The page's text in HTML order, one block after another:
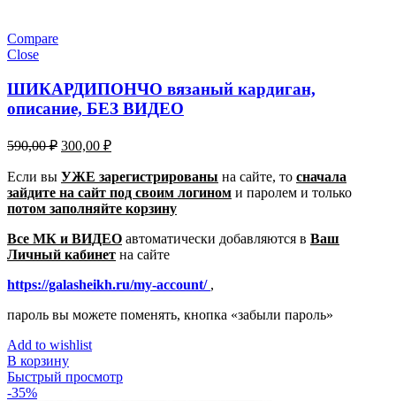
Compare
Close
ШИКАРДИПОНЧО вязаный кардиган,
описание, БЕЗ ВИДЕО
590,00₽ Первоначальная
составляла
590,00 ₽.
300,00 ₽Текущая
300,00 ₽.
Если вы УЖЕ зарегистрированы на сайте, то сначала
зайдите на сайт под своим логином и паролем и только
потом заполняйте корзину
Все МК и ВИДЕО автоматически добавляются в Ваш
Личный кабинет на сайте
https://galasheikh.ru/my-account/ ,
пароль вы можете поменять, кнопка «забыли пароль»
Add to wishlist
В корзину
Быстрый просмотр
-35%